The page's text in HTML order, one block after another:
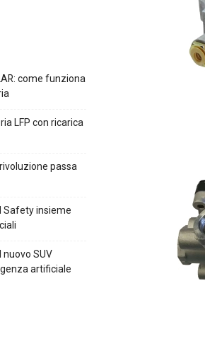
come funziona
LFP con ricarica
passa
Safety insieme
nuovo SUV
artificiale